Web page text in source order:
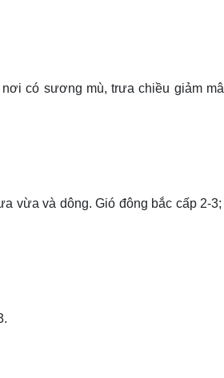
có sương mù, trưa chiều giảm
vừa và dông. Gió đông bắc cấp 2-